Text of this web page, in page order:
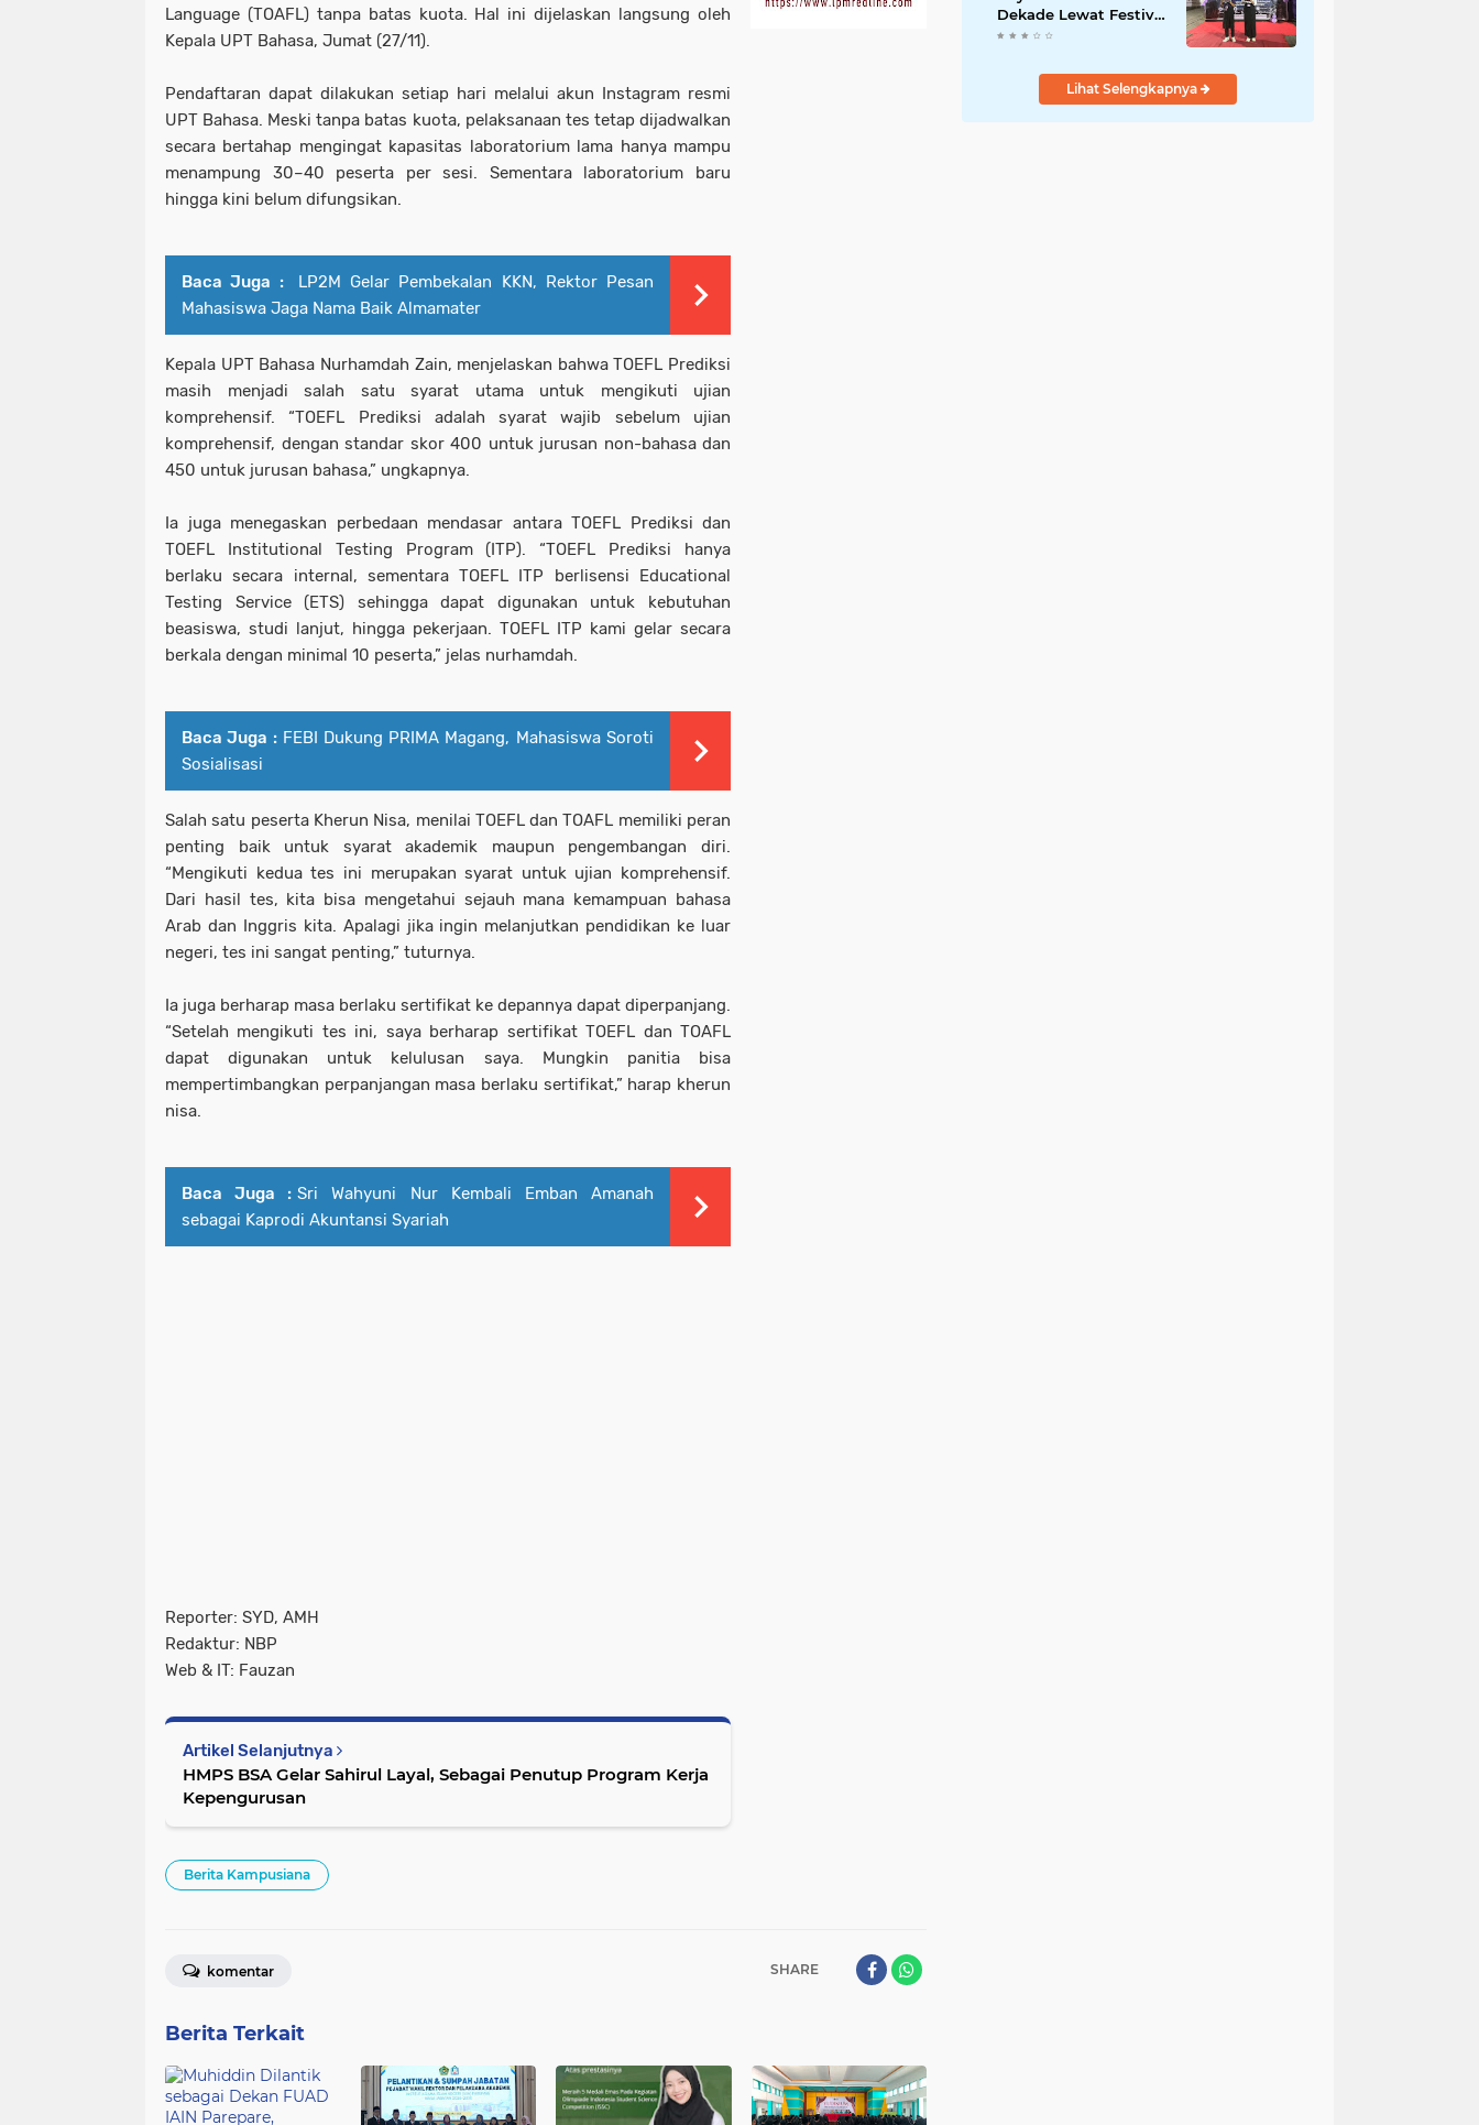
Language (TOAFL) tanpa batas kuota. Hal ini dijelaskan langsung oleh
Kepala UPT Bahasa, Jumat (27/11).
Pendaftaran dapat dilakukan setiap hari melalui akun Instagram resmi
UPT Bahasa. Meski tanpa batas kuota, pelaksanaan tes tetap dijadwalkan
secara bertahap mengingat kapasitas laboratorium lama hanya mampu
menampung 30–40 peserta per sesi. Sementara laboratorium baru
hingga kini belum difungsikan.
Baca Juga :
LP2M Gelar Pembekalan KKN, Rektor Pesan
Mahasiswa Jaga Nama Baik Almamater
Kepala UPT Bahasa Nurhamdah Zain, menjelaskan bahwa TOEFL Prediksi
masih menjadi salah satu syarat utama untuk mengikuti ujian
komprehensif. “TOEFL Prediksi adalah syarat wajib sebelum ujian
komprehensif, dengan standar skor 400 untuk jurusan non-bahasa dan
450 untuk jurusan bahasa,” ungkapnya.
Ia juga menegaskan perbedaan mendasar antara TOEFL Prediksi dan
TOEFL Institutional Testing Program (ITP). “TOEFL Prediksi hanya
berlaku secara internal, sementara TOEFL ITP berlisensi Educational
Testing Service (ETS) sehingga dapat digunakan untuk kebutuhan
beasiswa, studi lanjut, hingga pekerjaan. TOEFL ITP kami gelar secara
berkala dengan minimal 10 peserta,” jelas nurhamdah.
Baca Juga : FEBI Dukung PRIMA Magang, Mahasiswa Soroti
Sosialisasi
Salah satu peserta Kherun Nisa, menilai TOEFL dan TOAFL memiliki peran
penting baik untuk syarat akademik maupun pengembangan diri.
“Mengikuti kedua tes ini merupakan syarat untuk ujian komprehensif.
Dari hasil tes, kita bisa mengetahui sejauh mana kemampuan bahasa
Arab dan Inggris kita. Apalagi jika ingin melanjutkan pendidikan ke luar
negeri, tes ini sangat penting,” tuturnya.
Ia juga berharap masa berlaku sertifikat ke depannya dapat diperpanjang.
“Setelah mengikuti tes ini, saya berharap sertifikat TOEFL dan TOAFL
dapat digunakan untuk kelulusan saya. Mungkin panitia bisa
mempertimbangkan perpanjangan masa berlaku sertifikat,” harap kherun
nisa.
Baca Juga : Sri Wahyuni Nur Kembali Emban Amanah
sebagai Kaprodi Akuntansi Syariah
Reporter: SYD, AMH
Redaktur: NBP
Web & IT: Fauzan
Artikel Selanjutnya
HMPS BSA Gelar Sahirul Layal, Sebagai Penutup Program Kerja
Kepengurusan
Berita Kampusiana
SHARE
komentar
Berita Terkait
Dekade Lewat Festival
Budaya
Lihat Selengkapnya